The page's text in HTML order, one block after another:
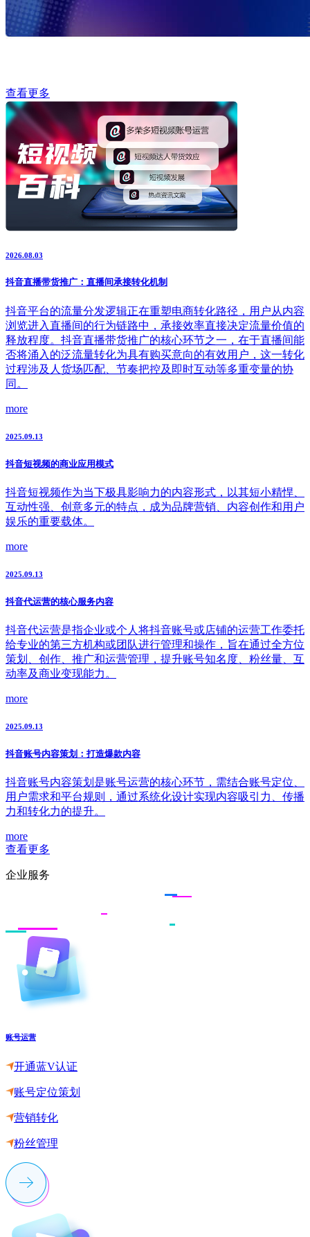
查看更多
2026.08.03
抖音直播带货推广：直播间承接转化机制
抖音平台的流量分发逻辑正在重塑电商转化路径，用户从内容
浏览进入直播间的行为链路中，承接效率直接决定流量价值的
释放程度。抖音直播带货推广的核心环节之一，在于直播间能
否将涌入的泛流量转化为具有购买意向的有效用户，这一转化
过程涉及人货场匹配、节奏把控及即时互动等多重变量的协
同。
more
2025.09.13
抖音短视频的商业应用模式
抖音短视频作为当下极具影响力的内容形式，以其短小精悍、
互动性强、创意多元的特点，成为品牌营销、内容创作和用户
娱乐的重要载体。
more
2025.09.13
抖音代运营的核心服务内容
抖音代运营是指企业或个人将抖音账号或店铺的运营工作委托
给专业的第三方机构或团队进行管理和操作，旨在通过全方位
策划、创作、推广和运营管理，提升账号知名度、粉丝量、互
动率及商业变现能力。
more
2025.09.13
抖音账号内容策划：打造爆款内容
抖音账号内容策划是账号运营的核心环节，需结合账号定位、
用户需求和平台规则，通过系统化设计实现内容吸引力、传播
力和转化力的提升。
more
查看更多
企业服务
账号运营
开通蓝V认证
账号定位策划
营销转化
粉丝管理